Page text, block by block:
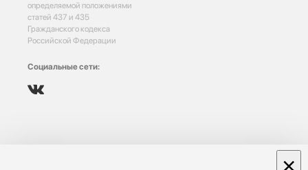
определяемой положениями
статей 437 и 435
Гражданского кодекса
Российской Федерации
Социальные сети: